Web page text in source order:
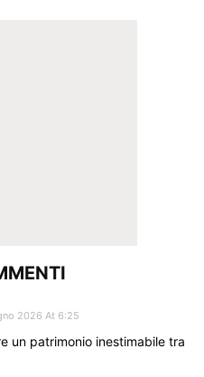
2026 At 6:25
un patrimonio inestimabile tra